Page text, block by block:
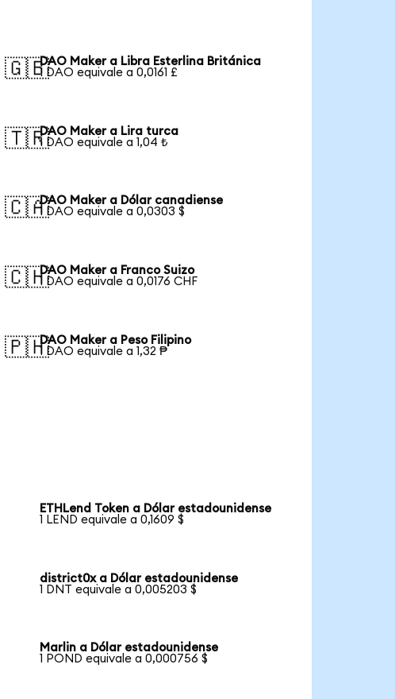
🇬🇧DAO Maker a Libra Esterlina Británica
1 DAO equivale a 0,0161 £
🇹🇷DAO Maker a Lira turca
1 DAO equivale a 1,04 ₺
🇨🇦DAO Maker a Dólar canadiense
1 DAO equivale a 0,0303 $
🇨🇭DAO Maker a Franco Suizo
1 DAO equivale a 0,0176 CHF
🇵🇭DAO Maker a Peso Filipino
1 DAO equivale a 1,32 ₱
ETHLend Token a Dólar estadounidense
1 LEND equivale a 0,1609 $
district0x a Dólar estadounidense
1 DNT equivale a 0,005203 $
Marlin a Dólar estadounidense
1 POND equivale a 0,000756 $